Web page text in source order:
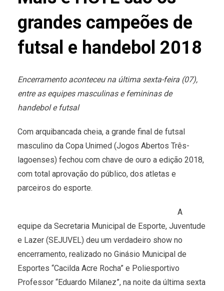
grandes campeões de
futsal e handebol 2018
Encerramento aconteceu na última sexta-feira (07),
entre as equipes masculinas e femininas de
handebol e futsal
Com arquibancada cheia, a grande final de futsal
masculino da Copa Unimed (Jogos Abertos Três-
lagoenses) fechou com chave de ouro a edição 2018,
com total aprovação do público, dos atletas e
parceiros do esporte.
A
equipe da Secretaria Municipal de Esporte, Juventude
e Lazer (SEJUVEL) deu um verdadeiro show no
encerramento, realizado no Ginásio Municipal de
Esportes “Cacilda Acre Rocha” e Poliesportivo
Professor “Eduardo Milanez”, na noite da última sexta